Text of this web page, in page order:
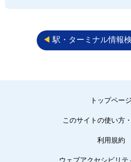
◀︎ 駅・ターミナル情報
トップページ
このサイトの使い方
利用規約
ウェブアクセシビリテ